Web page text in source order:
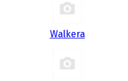
Walkera